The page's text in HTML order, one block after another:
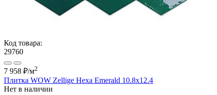
Код товара:
29760
7 958 ₽/м2
Плитка WOW Zellige Hexa Emerald 10.8x12.4
Нет в наличии